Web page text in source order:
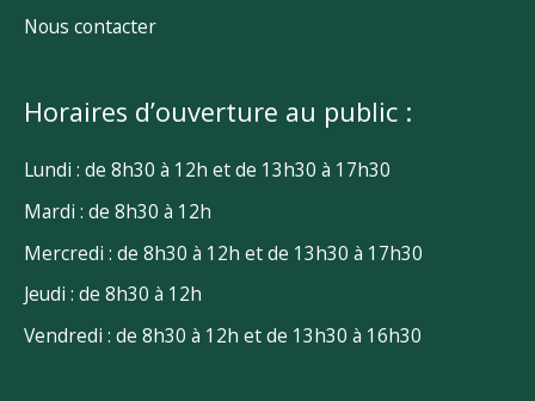
Nous contacter
Horaires d’ouverture au public :
Lundi : de 8h30 à 12h et de 13h30 à 17h30
Mardi : de 8h30 à 12h
Mercredi : de 8h30 à 12h et de 13h30 à 17h30
Jeudi : de 8h30 à 12h
Vendredi : de 8h30 à 12h et de 13h30 à 16h30